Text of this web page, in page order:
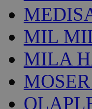
MIL
MILA
MOSER